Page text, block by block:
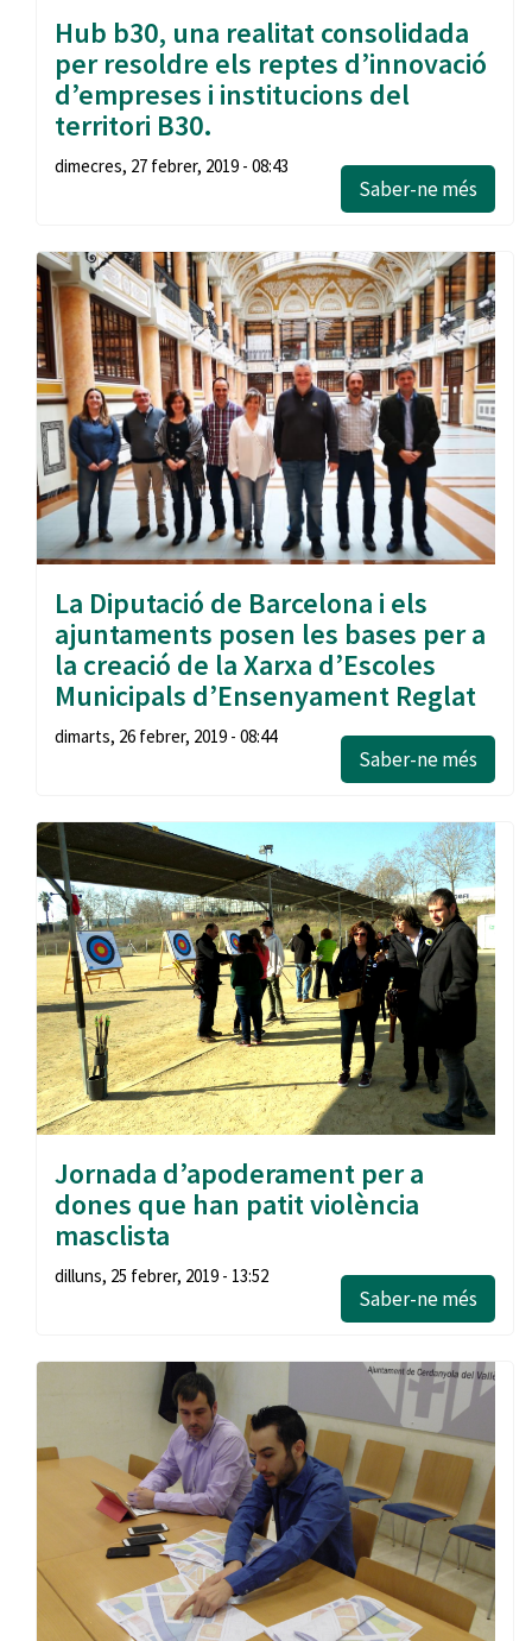
Hub b30, una realitat consolidada
per resoldre els reptes d’innovació
d’empreses i institucions del
territori B30.
dimecres, 27 febrer, 2019 - 08:43
Saber-ne més
La Diputació de Barcelona i els
ajuntaments posen les bases per a
la creació de la Xarxa d’Escoles
Municipals d’Ensenyament Reglat
dimarts, 26 febrer, 2019 - 08:44
Saber-ne més
Jornada d’apoderament per a
dones que han patit violència
masclista
dilluns, 25 febrer, 2019 - 13:52
Saber-ne més